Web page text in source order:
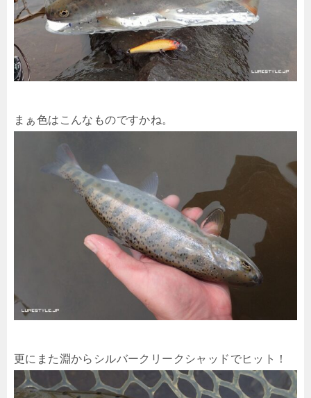
まぁ色はこんなものですかね。
更にまた淵からシルバークリークシャッドでヒット！